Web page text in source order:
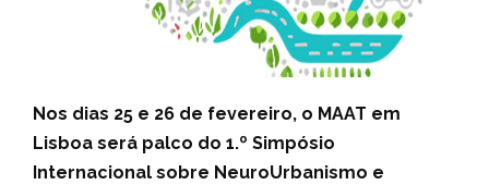
Nos dias 25 e 26 de fevereiro, o MAAT em
Lisboa será palco do 1.º Simpósio
Internacional sobre NeuroUrbanismo e